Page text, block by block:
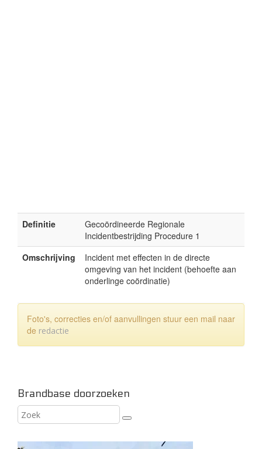
Definitie
Gecoördineerde Regionale
Incidentbestrijding Procedure 1
Omschrijving
Incident met effecten in de directe
omgeving van het incident (behoefte aan
onderlinge coördinatie)
Foto's, correcties en/of aanvullingen stuur een mail naar
de redactie
Brandbase doorzoeken